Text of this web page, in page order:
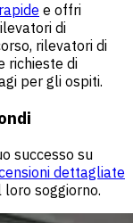
e offri
di
rilevatori di
richieste di
per gli ospiti.
successo su
dettagliate
soggiorno.